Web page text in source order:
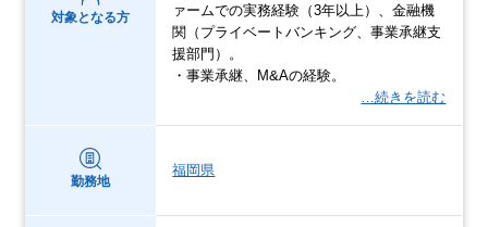
対象となる方
ァームでの実務経験（3年以上）、金融機
関（プライベートバンキング、事業承継支
援部門）。
・事業承継、M&Aの経験。
…続きを読む
勤務地
福岡県